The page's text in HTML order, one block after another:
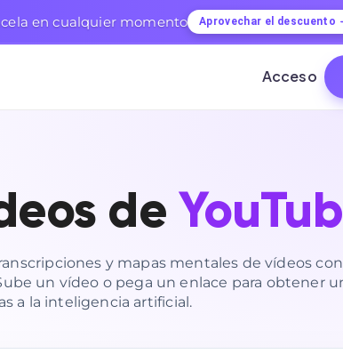
en cualquier momento Aprovechar el descuento
Acceso
de
y mapas mentales de vídeos
un vídeo o pega un enlace para obtener
a la inteligencia artificial.